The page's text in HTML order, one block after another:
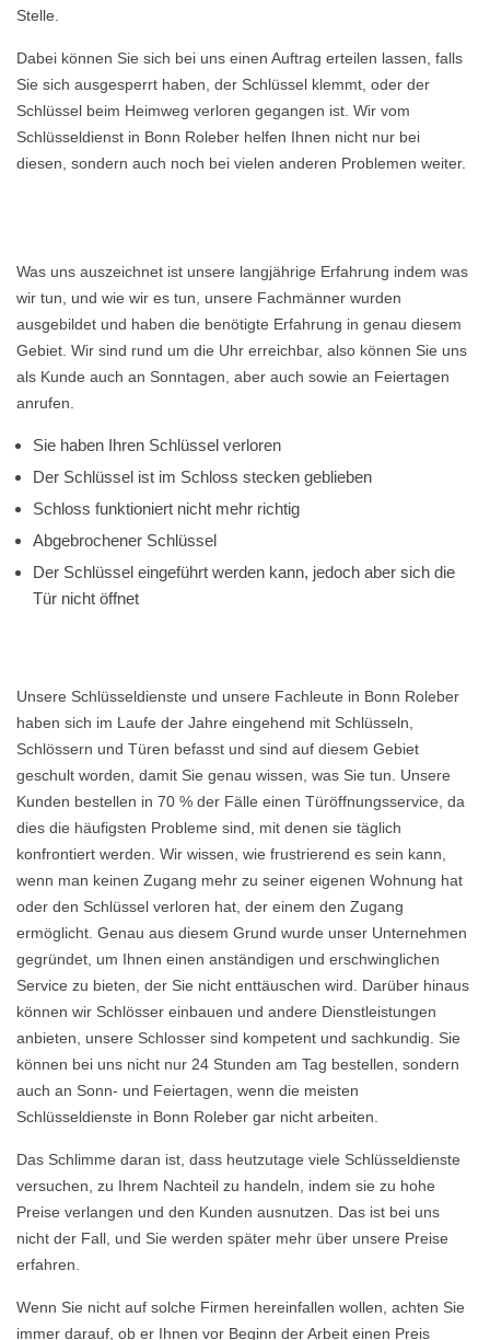
Stelle.
Dabei können Sie sich bei uns einen Auftrag erteilen lassen, falls
Sie sich ausgesperrt haben, der Schlüssel klemmt, oder der
Schlüssel beim Heimweg verloren gegangen ist. Wir vom
Schlüsseldienst in Bonn Roleber helfen Ihnen nicht nur bei
diesen, sondern auch noch bei vielen anderen Problemen weiter.
Was uns auszeichnet ist unsere langjährige Erfahrung indem was
wir tun, und wie wir es tun, unsere Fachmänner wurden
ausgebildet und haben die benötigte Erfahrung in genau diesem
Gebiet. Wir sind rund um die Uhr erreichbar, also können Sie uns
als Kunde auch an Sonntagen, aber auch sowie an Feiertagen
anrufen.
Sie haben Ihren Schlüssel verloren
Der Schlüssel ist im Schloss stecken geblieben
Schloss funktioniert nicht mehr richtig
Abgebrochener Schlüssel
Der Schlüssel eingeführt werden kann, jedoch aber sich die
Tür nicht öffnet
Unsere Schlüsseldienste und unsere Fachleute in Bonn Roleber
haben sich im Laufe der Jahre eingehend mit Schlüsseln,
Schlössern und Türen befasst und sind auf diesem Gebiet
geschult worden, damit Sie genau wissen, was Sie tun. Unsere
Kunden bestellen in 70 % der Fälle einen Türöffnungsservice, da
dies die häufigsten Probleme sind, mit denen sie täglich
konfrontiert werden. Wir wissen, wie frustrierend es sein kann,
wenn man keinen Zugang mehr zu seiner eigenen Wohnung hat
oder den Schlüssel verloren hat, der einem den Zugang
ermöglicht. Genau aus diesem Grund wurde unser Unternehmen
gegründet, um Ihnen einen anständigen und erschwinglichen
Service zu bieten, der Sie nicht enttäuschen wird. Darüber hinaus
können wir Schlösser einbauen und andere Dienstleistungen
anbieten, unsere Schlosser sind kompetent und sachkundig. Sie
können bei uns nicht nur 24 Stunden am Tag bestellen, sondern
auch an Sonn- und Feiertagen, wenn die meisten
Schlüsseldienste in Bonn Roleber gar nicht arbeiten.
Das Schlimme daran ist, dass heutzutage viele Schlüsseldienste
versuchen, zu Ihrem Nachteil zu handeln, indem sie zu hohe
Preise verlangen und den Kunden ausnutzen. Das ist bei uns
nicht der Fall, und Sie werden später mehr über unsere Preise
erfahren.
Wenn Sie nicht auf solche Firmen hereinfallen wollen, achten Sie
immer darauf, ob er Ihnen vor Beginn der Arbeit einen Preis